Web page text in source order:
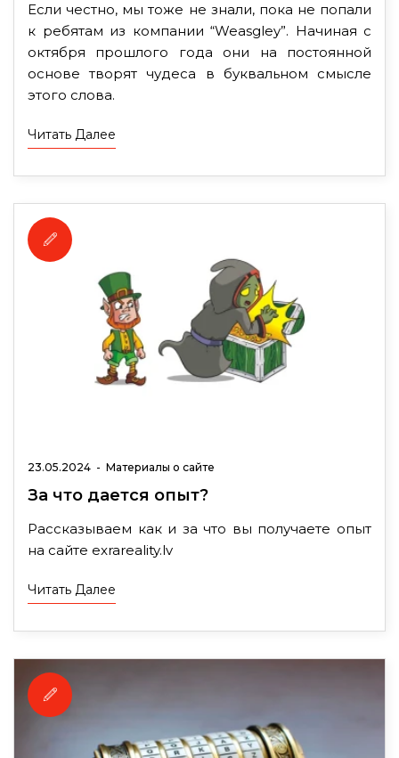
Если честно, мы тоже не знали, пока не попали
к ребятам из компании “Weasgley”. Начиная с
октября прошлого года они на постоянной
основе творят чудеса в буквальном смысле
этого слова.
Читать Далее
23.05.2024 - Материалы о сайте
За что дается опыт?
Рассказываем как и за что вы получаете опыт
на сайте exrareality.lv
Читать Далее